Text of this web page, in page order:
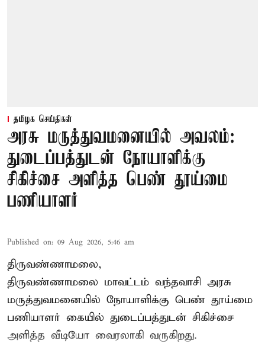
தமிழக செய்திகள்
அரசு மருத்துவமனையில் அவலம்:
துடைப்பத்துடன் நோயாளிக்கு
சிகிச்சை அளித்த பெண் தூய்மை
பணியாளர்
Published on: 09 Aug 2026, 5:46 am
திருவண்ணாமலை,
திருவண்ணாமலை மாவட்டம் வந்தவாசி அரசு
மருத்துவமனையில் நோயாளிக்கு பெண் தூய்மை
பணியாளர் கையில் துடைப்பத்துடன் சிகிச்சை
அளித்த வீடியோ வைரலாகி வருகிறது.